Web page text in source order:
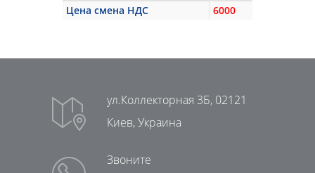
Цена смена НДС
6000
ул.Коллекторная 3Б, 02121
Киев, Украина
Звоните